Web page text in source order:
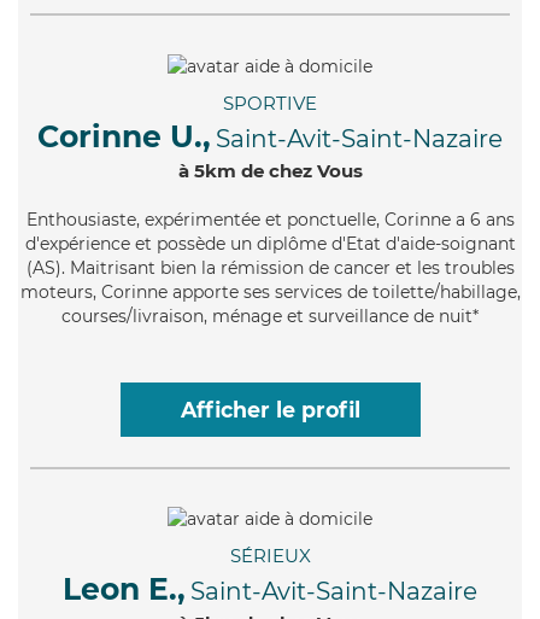
SPORTIVE
Corinne U., Saint-Avit-Saint-Nazaire
à 5km de chez Vous
Enthousiaste, expérimentée et ponctuelle, Corinne a 6 ans
d'expérience et possède un diplôme d'Etat d'aide-soignant
(AS). Maitrisant bien la rémission de cancer et les troubles
moteurs, Corinne apporte ses services de toilette/habillage,
courses/livraison, ménage et surveillance de nuit*
Afficher le profil
SÉRIEUX
Leon E., Saint-Avit-Saint-Nazaire